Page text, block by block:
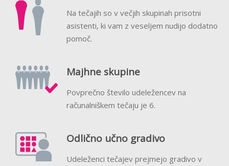
Na tečajih so v večjih skupinah prisotni
asistenti, ki vam z veseljem nudijo dodatno
pomoč.
Majhne skupine
Povprečno število udeležencev na
računalniškem tečaju je 6.
Odlično učno gradivo
Udeleženci tečajev prejmejo gradivo v